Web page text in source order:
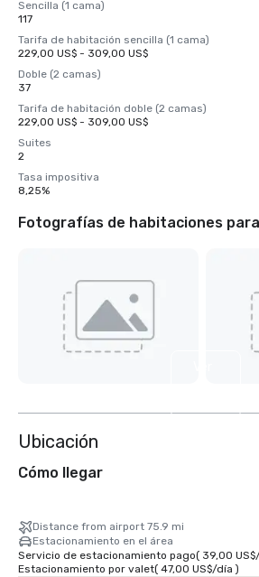
Sencilla (1 cama)
117
Tarifa de habitación sencilla (1 cama)
229,00 US$ - 309,00 US$
Doble (2 camas)
37
Tarifa de habitación doble (2 camas)
229,00 US$ - 309,00 US$
Suites
2
Tasa impositiva
8,25%
Fotografías de habitaciones
Ubicación
Cómo llegar
Distance from airport 75.9 mi
Estacionamiento en el área
Servicio de estacionamiento pago( 39,00 US$/
Estacionamiento por valet( 47,00 US$/día )